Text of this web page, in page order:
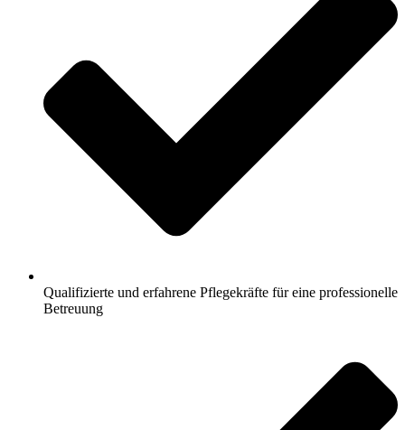
Qualifizierte und erfahrene Pflegekräfte für eine professionelle
Betreuung